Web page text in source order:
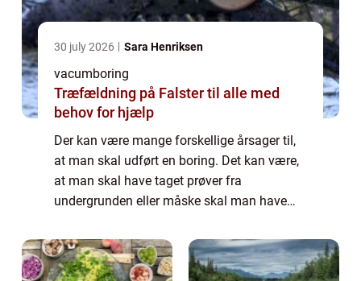
30 july 2026 Sara Henriksen
vacumboring
Træfældning på Falster til alle med
behov for hjælp
Der kan være mange forskellige årsager til,
at man skal udført en boring. Det kan være,
at man skal have taget prøver fra
undergrunden eller måske skal man have
tidligere. Det kan også være, at man skal
have l...